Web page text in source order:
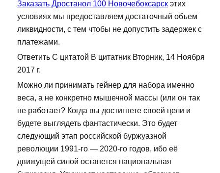
Заказать Дростанол 100 Новочебоксарск этих
условиях мы предоставляем достаточный объем
ликвидности, с тем чтобы не допустить задержек с
платежами.
Ответить С цитатой В цитатник Вторник, 14 Ноября
2017 г.
Можно ли принимать гейнер для набора именно
веса, а не конкретно мышечной массы (или он так
не работает? Когда вы достигнете своей цели и
будете выглядеть фантастически. Это будет
следующий этап российской буржуазной
революции 1991-го — 2020-го годов, ибо её
движущей силой останется национальная